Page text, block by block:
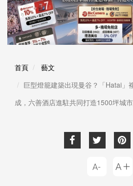
首頁
藝文
巨型燈籠建築出現曼谷？「Hatai」
成，六善酒店進駐共同打造1500坪城